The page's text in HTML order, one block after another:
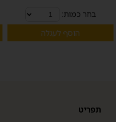
בחר כמות:
הוסף לעגלה
תפריט